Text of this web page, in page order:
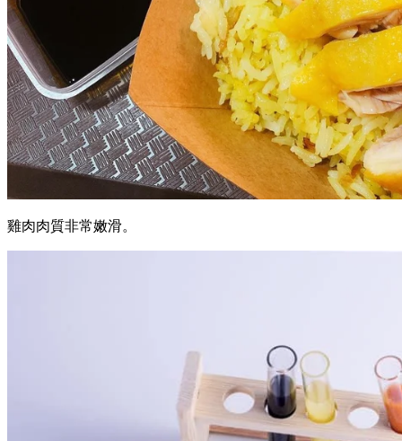
雞肉肉質非常嫩滑。